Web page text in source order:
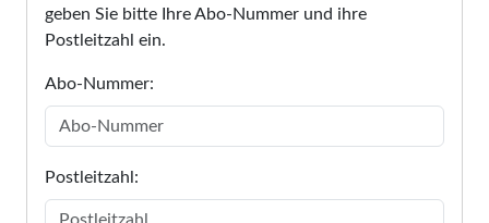
geben Sie bitte Ihre Abo-Nummer und ihre
Postleitzahl ein.
Abo-Nummer:
Postleitzahl: